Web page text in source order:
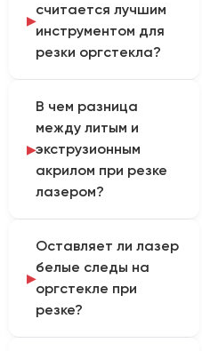
считается лучшим
инструментом для
резки оргстекла?
оргстекло (акрил)
бесконтактно. При этом
высокая температура
луча не просто
прорезает материал,
получается гладкий,
прозрачный и глянцевый
рез, не требующий
ручной полировки.
В чем разница
между литым и
экструзионным
акрилом при резке
лазером?
медленнее, но дает
идеальный глянцевый
край и отлично
гравируется
Оставляет ли лазер
белые следы на
оргстекле при
резке?